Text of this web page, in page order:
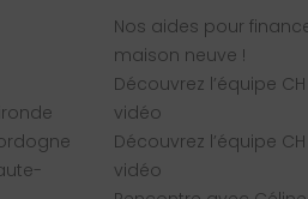
Nos aides pour
maison neuve !
Découvrez l’équipe
vidéo
Découvrez l’équipe
vidéo